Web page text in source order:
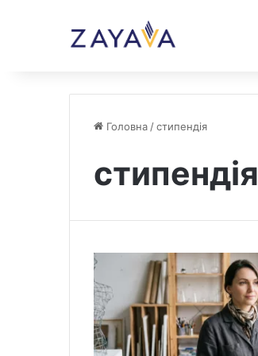
Головна /стипендія
стипендія